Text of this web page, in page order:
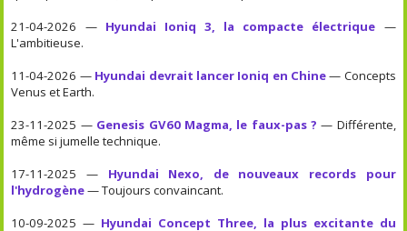
21-04-2026 — Hyundai Ioniq 3, la compacte électrique —
L'ambitieuse.
11-04-2026 — Hyundai devrait lancer Ioniq en Chine— Concepts
Venus et Earth.
23-11-2025 — Genesis GV60 Magma, le faux-pas ? — Différente,
même si jumelle technique.
17-11-2025 — Hyundai Nexo, de nouveaux records pour
l'hydrogène— Toujours convaincant.
10-09-2025 — Hyundai Concept Three, la plus excitante du